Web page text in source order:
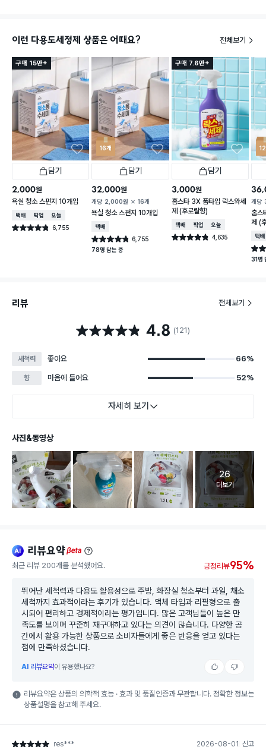
이런 다용도세정제 상품은 어때요? 전체보기
구매 15만+
담기
2,000원
욕실 청소 스펀지 10개입
택배배송매장픽업오늘배송
별점 4.8점 6,755
건 작성
16개
담기
32,000원
개당 2,000원 16개
욕실 청소 스펀지 10개입
택배배송
별점 4.8점 6,755
건 작성
78명 담는 중
구매 7.6만+
담기
3,000원
홈스타 3X 폼타입 락스와세
제 (후로랄향)
택배배송매장픽업오늘배송
별점 4.8점 4,635
건 작성
개당
홈스
제 (
택배
별점
31명
리뷰 전체보기
별점 4.8점 4.8 (121)
세척력 좋아요 66%
향 마음에 들어요 52%
자세히 보기
사진&동영상
고객 리뷰
26
더보기
ai 리뷰요약beta
최근 리뷰 200개를 분석했어요. 긍정리뷰95%
뛰어난 세척력과 다용도 활용성으로 주방, 화장실 청소부터 과일, 채소
세척까지 효과적이라는 후기가 있습니다. 액체 타입과 리필형으로 출
시되어 편리하고 경제적이라는 평가입니다. 많은 고객님들이 높은 만
족도를 보이며 꾸준히 재구매하고 있다는 의견이 많습니다. 다양한 공
간에서 활용 가능한 상품으로 소비자들에게 좋은 반응을 얻고 있다는
점에 만족하셨습니다.
AI 리뷰요약이 유용했나요?
리뷰요약은 상품의 의학적 효능 · 효과 및 품질인증과 무관합니다. 정확한 정보는
상품설명을 참고해 주세요.
별점 5점 res*** 2026-08-01 신고